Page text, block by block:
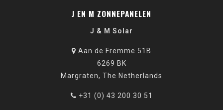
J EN M ZONNEPANELEN
J & M Solar
Aan de Fremme 51B
6269 BK
Margraten, The Netherlands
+31 (0) 43 200 30 51